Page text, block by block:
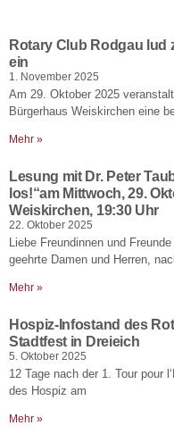
Rotary Club Rodgau lud
ein
1. November 2025
Am 29. Oktober 2025
Bürgerhaus Weiskirchen eine
Mehr »
Lesung mit Dr. Peter
los!“am Mittwoch, 29.
Weiskirchen, 19:30 Uhr
22. Oktober 2025
Liebe Freundinnen und
geehrte Damen und Herren,
Mehr »
Hospiz-Infostand des
Stadtfest in Dreieich
5. Oktober 2025
12 Tage nach der 1. Tour pour
des Hospiz am
Mehr »